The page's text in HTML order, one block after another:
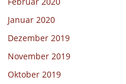
Januar 2020
Dezember 2019
November 2019
Oktober 2019